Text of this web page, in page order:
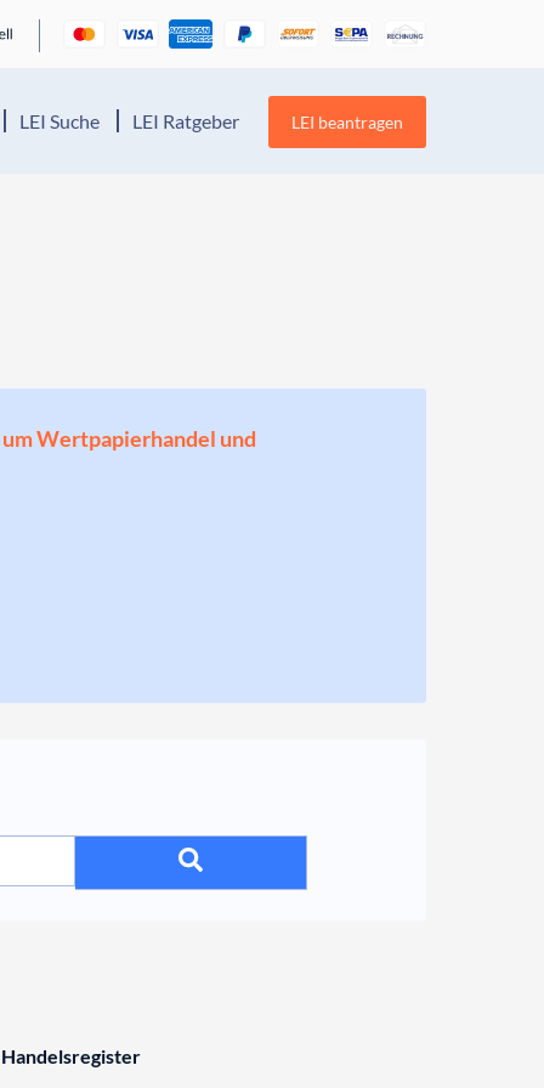
LEI Suche LEI Ratgeber LEI beantragen
Wertpapierhandel und